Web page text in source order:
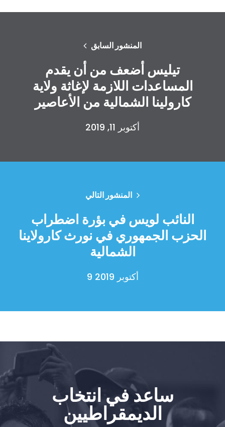
المنشور السابق
تيليس أضعف من أن يقدم
المساعدات اللازمة لإغاثة ولاية
كارولينا الشمالية من الأعاصير
أكتوبر 11, 2019
المنشور التالي
النائب لويس في بؤرة اضطراب
الحزب الجمهوري في نورث كارولاينا
الشمالية
9 أكتوبر 2019
ساعد في انتخاب
الديمقراطيين